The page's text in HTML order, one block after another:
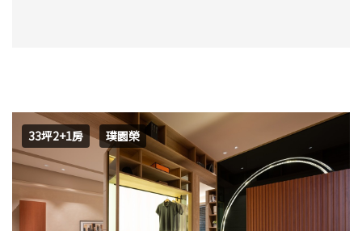
33坪2+1房 璞園榮